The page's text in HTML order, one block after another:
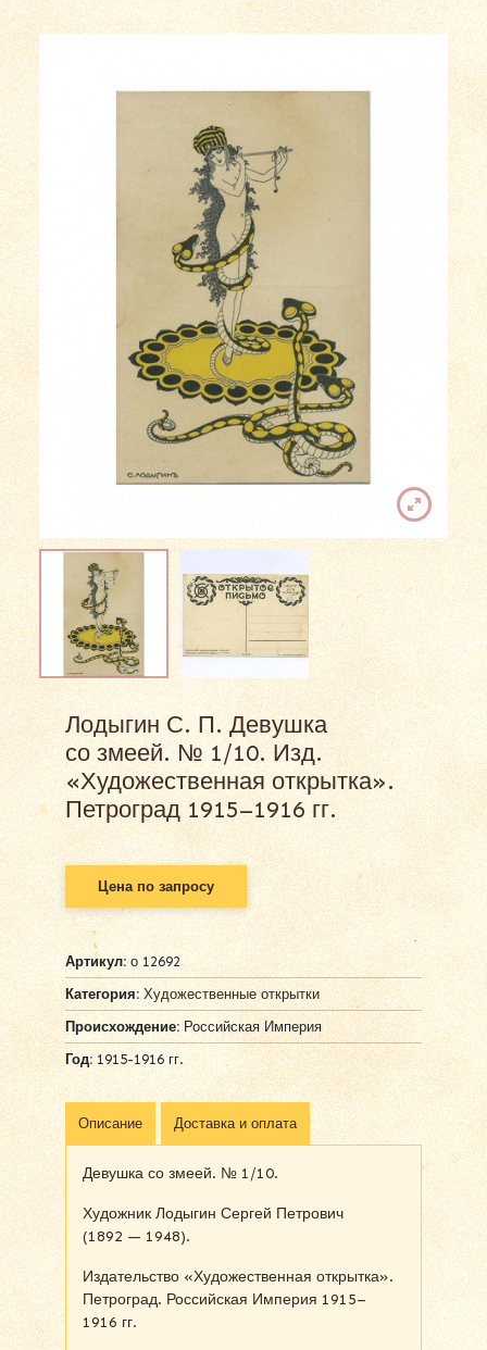
Лодыгин С. П. Девушка
со змеей. № 1/10. Изд.
«Художественная открытка».
Петроград 1915–1916 гг.
Цена по запросу
Артикул:о 12692
Категория: Художественные открытки
Происхождение:Российская Империя
Год:1915-1916 гг.
Описание Доставка и оплата
Девушка со змеей. № 1/10.
Художник Лодыгин Сергей Петрович
(1892 — 1948).
Издательство «Художественная открытка».
Петроград. Российская Империя 1915–
1916 гг.